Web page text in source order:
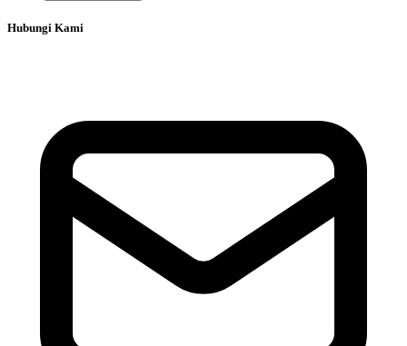
Hubungi Kami